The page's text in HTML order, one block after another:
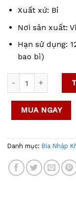
Xuất xứ: Bỉ
Nơi sản xuất:
Hạn sử dụng:
bao bì)
Bia Bỉ Hoegaarden
MUA NGAY
Danh mục: Bia Nhập